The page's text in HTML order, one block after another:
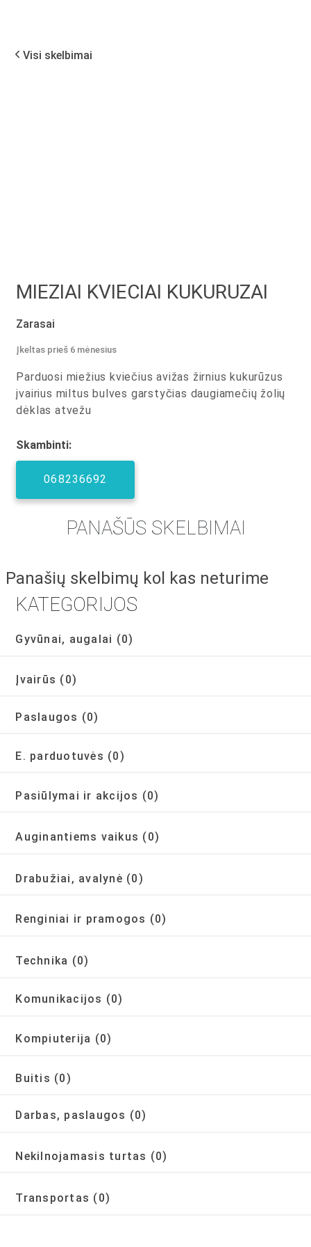
KATEGORIJOS
Gyvūnai, augalai (0)
Įvairūs (0)
Paslaugos (0)
E. parduotuvės (0)
Pasiūlymai ir akcijos (0)
Auginantiems vaikus (0)
Drabužiai, avalynė (0)
Renginiai ir pramogos (0)
Technika (0)
Komunikacijos (0)
Kompiuterija (0)
Buitis (0)
Darbas, paslaugos (0)
Nekilnojamasis turtas (0)
Transportas (0)
Visi skelbimai
MIEZIAI KVIECIAI KUKURUZAI
Zarasai
Įkeltas prieš 6 mėnesius
Parduosi miežius kviečius avižas žirnius kukurūzus
įvairius miltus bulves garstyčias daugiamečių žolių
dėklas atvežu
Skambinti:
068236692
PANAŠŪS SKELBIMAI
Panašių skelbimų kol kas neturime